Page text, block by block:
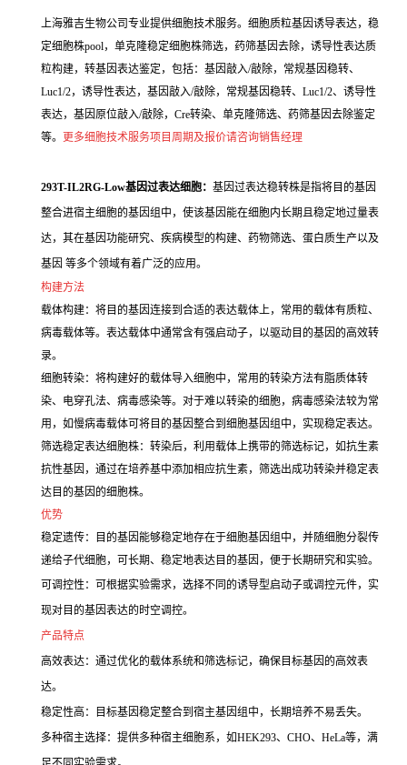
上海雅吉生物公司专业提供细胞技术服务。细胞质粒基因诱导表达，稳
定细胞株pool，单克隆稳定细胞株筛选，药筛基因去除，诱导性表达质
粒构建，转基因表达鉴定，包括：基因敲入/敲除，常规基因稳转、
Luc1/2，诱导性表达，基因敲入/敲除，常规基因稳转、Luc1/2、诱导性
表达，基因原位敲入/敲除，Cre转染、单克隆筛选、药筛基因去除鉴定
等。 更多细胞技术服务项目周期及报价请咨询销售经理
293T-IL2RG-Low基因过表达细胞： 基因过表达稳转株是指将目的基因
整合进宿主细胞的基因组中，使该基因能在细胞内长期且稳定地过量表
达，其在基因功能研究、疾病模型的构建、药物筛选、蛋白质生产以及
基因 等多个领域有着广泛的应用。
构建方法
载体构建：将目的基因连接到合适的表达载体上，常用的载体有质粒、
病毒载体等。表达载体中通常含有强启动子，以驱动目的基因的高效转
录。
细胞转染：将构建好的载体导入细胞中，常用的转染方法有脂质体转
染、电穿孔法、病毒感染等。对于难以转染的细胞，病毒感染法较为常
用，如慢病毒载体可将目的基因整合到细胞基因组中，实现稳定表达。
筛选稳定表达细胞株：转染后，利用载体上携带的筛选标记，如抗生素
抗性基因，通过在培养基中添加相应抗生素，筛选出成功转染并稳定表
达目的基因的细胞株。
优势
稳定遗传：目的基因能够稳定地存在于细胞基因组中，并随细胞分裂传
递给子代细胞，可长期、稳定地表达目的基因，便于长期研究和实验。
可调控性：可根据实验需求，选择不同的诱导型启动子或调控元件，实
现对目的基因表达的时空调控。
产品特点
高效表达：通过优化的载体系统和筛选标记，确保目标基因的高效表
达。
稳定性高：目标基因稳定整合到宿主基因组中，长期培养不易丢失。
多种宿主选择：提供多种宿主细胞系，如HEK293、CHO、HeLa等，满